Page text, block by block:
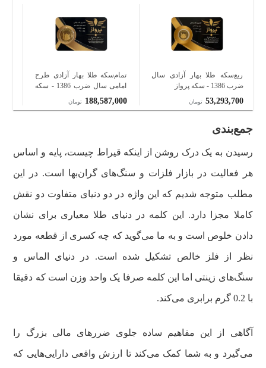
ربع‌سکه طلا بهار آزادی سال
ضرب 1386 - سکه پرواز
53,293,700 تومان
تمام‌سکه طلا بهار آزادی طرح
امامی سال ضرب 1386 - سکه
پرواز
188,587,000 تومان
جمع‌بندی
رسیدن به یک درک روشن از اینکه قیراط چیست، پایه و اساس
هر فعالیت در بازار فلزات و سنگ‌های گران‌بها است. در این
مطلب متوجه شدیم که این واژه در دو دنیای متفاوت دو نقش
کاملا مجزا دارد. این کلمه در دنیای طلا معیاری برای نشان
دادن خلوص است و به ما می‌گوید که چه کسری از قطعه مورد
نظر از فلز خالص تشکیل شده است. در دنیای الماس و
سنگ‌های زینتی اما این کلمه صرفا یک واحد وزن است که دقیقا
با 0.2 گرم برابری می‌کند.
آگاهی از این مفاهیم ساده جلوی ضررهای مالی بزرگ را
می‌گیرد و به شما کمک می‌کند تا ارزش واقعی دارایی‌هایی که